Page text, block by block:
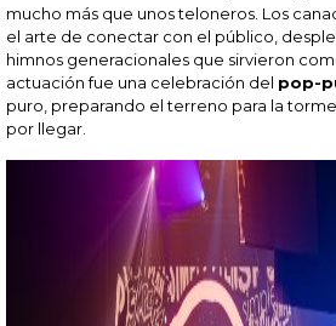
mucho más que unos teloneros. Los
el arte de conectar con el público,
himnos generacionales que sirvieron
actuación fue una celebración del pop-
puro, preparando el terreno para la
por llegar.